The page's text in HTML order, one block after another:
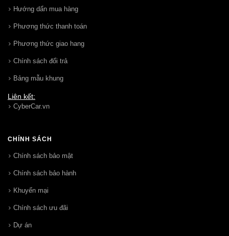
Hướng dẩn mua hàng
Phương thức thanh toán
Phương thức giao hang
Chính sách đổi trả
Bảng mẫu khung
Liên kết:
CyberCar.vn
CHÍNH SÁCH
Chính sách bảo mật
Chính sách bảo hành
Khuyến mại
Chính sách ưu đãi
Dự án